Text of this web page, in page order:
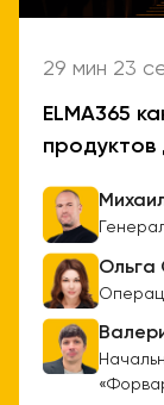
29 мин 23
ELMA365
продуктов
Ольга